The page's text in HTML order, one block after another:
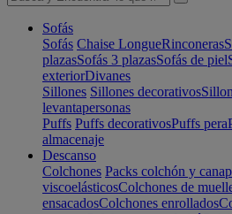
Sofás
Sofás Chaise LongueRinconeras
plazasSofás 3 plazasSofás de piel
exteriorDivanes
Sillones Sillones decorativos
levantapersonas
Puffs Puffs decorativosPuffs pera
almacenaje
Descanso
Colchones Packs colchón y
viscoelásticosColchones de
ensacadosColchones enrollados